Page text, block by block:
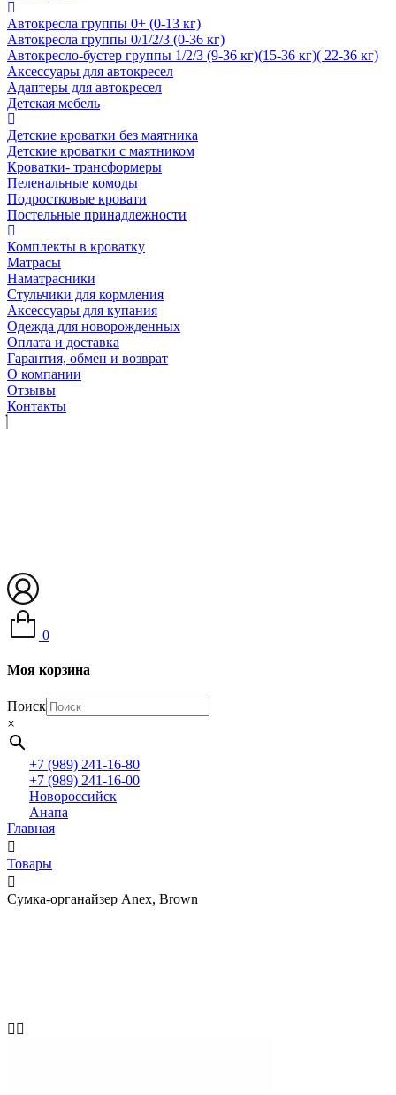
Автокресла группы 0+ (0-13 кг)
Автокресла группы 0/1/2/3 (0-36 кг)
Автокресло-бустер группы 1/2/3 (9-36 кг)(15-36 кг)( 22-36 кг)
Аксессуары для автокресел
Адаптеры для автокресел
Детская мебель
Детские кроватки без маятника
Детские кроватки с маятником
Кроватки- трансформеры
Пеленальные комоды
Подростковые кровати
Постельные принадлежности
Комплекты в кроватку
Матрасы
Наматрасники
Стульчики для кормления
Аксессуары для купания
Одежда для новорожденных
Оплата и доставка
Гарантия, обмен и возврат
О компании
Отзывы
Контакты
0
Моя корзина
Поиск
×
+7 (989) 241-16-80
+7 (989) 241-16-00
Новороссийск
Анапа
Главная
Товары
Сумка-органайзер Anex, Brown